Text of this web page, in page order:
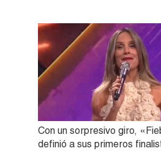
Con un sorpresivo giro,
definió a sus primeros